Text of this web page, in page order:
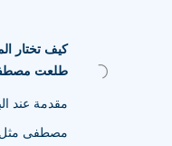
كيف تختار
طلعت
مقدمة عند
مصطفى